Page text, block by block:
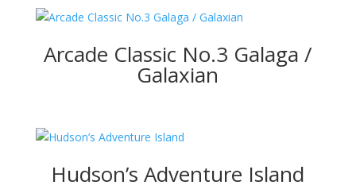
Arcade Classic No.3 Galaga /
Galaxian
Hudson’s Adventure Island